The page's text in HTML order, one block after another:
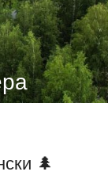
🌲